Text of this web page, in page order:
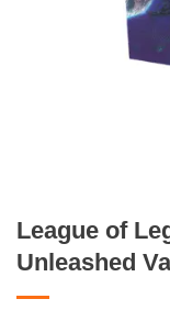
League of
Unleashed